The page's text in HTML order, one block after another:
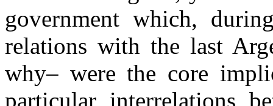
government which,
relations with the last
why– were the core
particular interrelations